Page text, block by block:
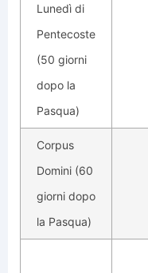
Lunedì di
Pentecoste
(50 giorni
dopo la
Pasqua)
Corpus
Domini (60
giorni dopo
la Pasqua)